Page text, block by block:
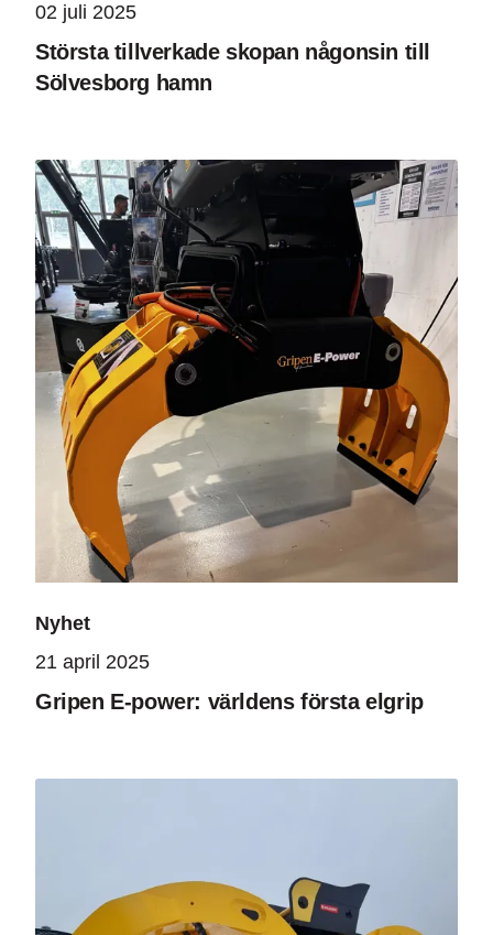
02 juli 2025
Största tillverkade skopan någonsin till
Sölvesborg hamn
Nyhet
21 april 2025
Gripen E-power: världens första elgrip